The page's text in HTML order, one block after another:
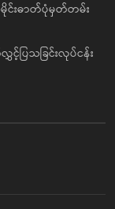
မိုင်းဓာတ်ပုံမှတ်တမ်း
ြသခြင်းလုပ်ငန်း